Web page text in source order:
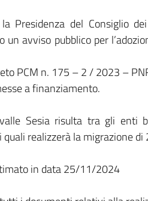
Presidenza del Consiglio
un avviso pubblico per
PCM n. 175 – 2 / 2023 –
a finanziamento.
Sesia risulta tra gli enti
realizzerà la migrazione
in data 25/11/2024